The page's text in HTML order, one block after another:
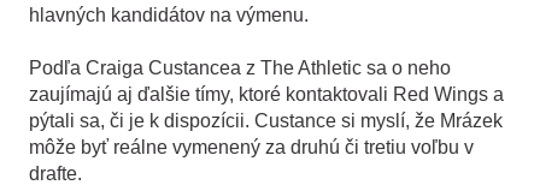
hlavných kandidátov na výmenu.
Podľa Craiga Custancea z The Athletic sa o neho
zaujímajú aj ďalšie tímy, ktoré kontaktovali Red Wings a
pýtali sa, či je k dispozícii. Custance si myslí, že Mrázek
môže byť reálne vymenený za druhú či tretiu voľbu v
drafte.